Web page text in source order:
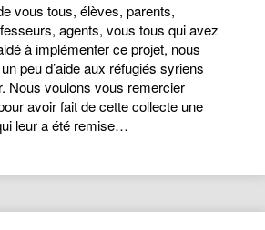
vous tous, élèves, parents,
agents, vous tous qui avez
à implémenter ce projet, nous
peu d’aide aux réfugiés syriens
Nous voulons vous remercier
avoir fait de cette collecte une
leur a été remise…